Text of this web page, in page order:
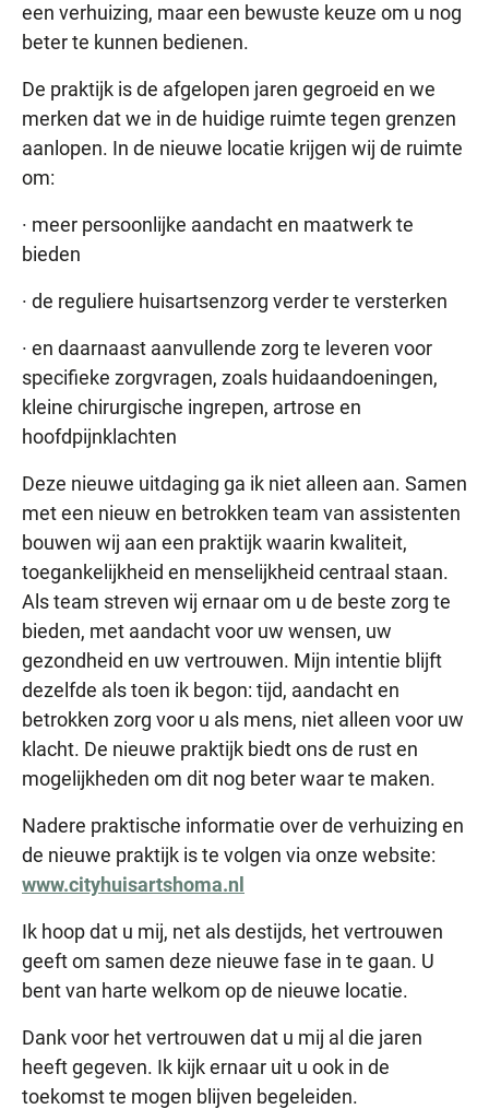
een verhuizing, maar een bewuste keuze om u nog
beter te kunnen bedienen.
De praktijk is de afgelopen jaren gegroeid en we
merken dat we in de huidige ruimte tegen grenzen
aanlopen. In de nieuwe locatie krijgen wij de ruimte
om:
· meer persoonlijke aandacht en maatwerk te
bieden
· de reguliere huisartsenzorg verder te versterken
· en daarnaast aanvullende zorg te leveren voor
specifieke zorgvragen, zoals huidaandoeningen,
kleine chirurgische ingrepen, artrose en
hoofdpijnklachten
Deze nieuwe uitdaging ga ik niet alleen aan. Samen
met een nieuw en betrokken team van assistenten
bouwen wij aan een praktijk waarin kwaliteit,
toegankelijkheid en menselijkheid centraal staan.
Als team streven wij ernaar om u de beste zorg te
bieden, met aandacht voor uw wensen, uw
gezondheid en uw vertrouwen. Mijn intentie blijft
dezelfde als toen ik begon: tijd, aandacht en
betrokken zorg voor u als mens, niet alleen voor uw
klacht. De nieuwe praktijk biedt ons de rust en
mogelijkheden om dit nog beter waar te maken.
Nadere praktische informatie over de verhuizing en
de nieuwe praktijk is te volgen via onze website:
www.cityhuisartshoma.nl
Ik hoop dat u mij, net als destijds, het vertrouwen
geeft om samen deze nieuwe fase in te gaan. U
bent van harte welkom op de nieuwe locatie.
Dank voor het vertrouwen dat u mij al die jaren
heeft gegeven. Ik kijk ernaar uit u ook in de
toekomst te mogen blijven begeleiden.